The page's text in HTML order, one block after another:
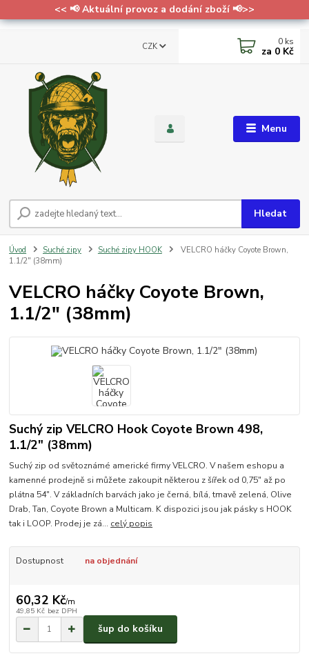
<< 📢 Aktuální provoz a dodání zboží 📢>>
Menu
CZK
Hledat
0 ks
za 0 Kč
Úvod Suché zipy Suché zipy HOOK
VELCRO háčky Coyote Brown,
1.1/2" (38mm)
VELCRO háčky Coyote Brown,
1.1/2" (38mm)
Suchý zip VELCRO Hook Coyote Brown 498,
1.1/2" (38mm)
Suchý zip od světoznámé americké firmy VELCRO. V našem eshopu a
kamenné prodejně si můžete zakoupit některou z šířek od 0,75" až po
plátna 54". V základních barvách jako je černá, bílá, tmavě zelená, Olive
Drab, Tan, Coyote Brown a Multicam. K dispozici jsou jak pásky s HOOK
tak i LOOP. Prodej je zá... celý popis
Dostupnost na objednání
60,32 Kč/m
49,85 Kč bez DPH
šup do košíku